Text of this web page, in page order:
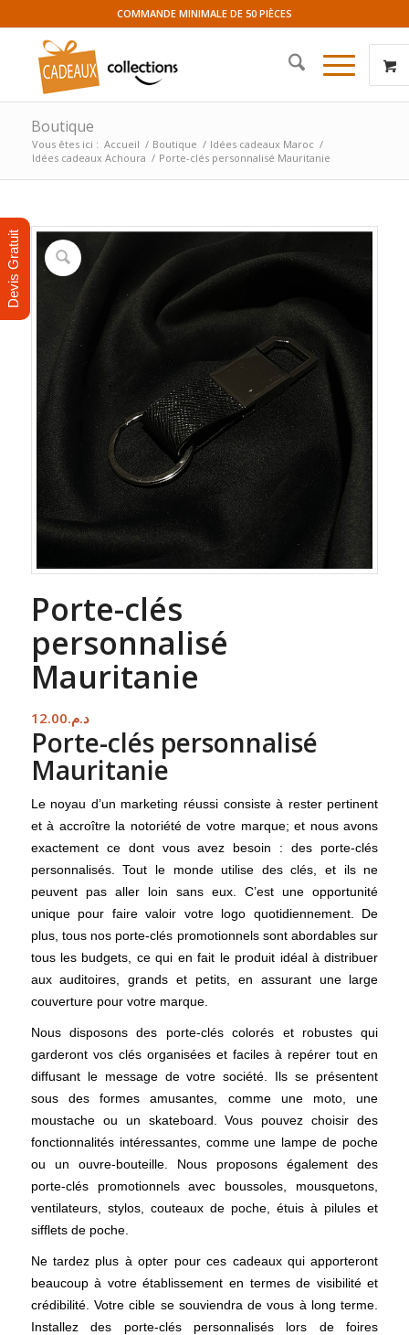
COMMANDE MINIMALE DE 50 PIÈCES
Boutique
Vous êtes ici : Accueil / Boutique / Idées cadeaux Maroc /
Idées cadeaux Achoura / Porte-clés personnalisé Mauritanie
Porte-clés
personnalisé
Mauritanie
د.م.12.00
Porte-clés personnalisé
Mauritanie
Le noyau d’un marketing réussi consiste à rester pertinent
et à accroître la notoriété de votre marque; et nous avons
exactement ce dont vous avez besoin : des porte-clés
personnalisés. Tout le monde utilise des clés, et ils ne
peuvent pas aller loin sans eux. C’est une opportunité
unique pour faire valoir votre logo quotidiennement. De
plus, tous nos porte-clés promotionnels sont abordables sur
tous les budgets, ce qui en fait le produit idéal à distribuer
aux auditoires, grands et petits, en assurant une large
couverture pour votre marque.
Nous disposons des porte-clés colorés et robustes qui
garderont vos clés organisées et faciles à repérer tout en
diffusant le message de votre société. Ils se présentent
sous des formes amusantes, comme une moto, une
moustache ou un skateboard. Vous pouvez choisir des
fonctionnalités intéressantes, comme une lampe de poche
ou un ouvre-bouteille. Nous proposons également des
porte-clés promotionnels avec boussoles, mousquetons,
ventilateurs, stylos, couteaux de poche, étuis à pilules et
sifflets de poche.
Ne tardez plus à opter pour ces cadeaux qui apporteront
beaucoup à votre établissement en termes de visibilité et
crédibilité. Votre cible se souviendra de vous à long terme.
Installez des porte-clés personnalisés lors de foires
Devis Gratuit